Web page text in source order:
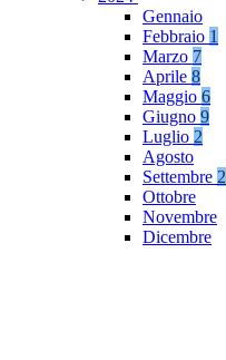
Gennaio
Febbraio 1
Marzo 7
Aprile 8
Maggio 6
Giugno 9
Luglio 2
Agosto
Settembre 2
Ottobre
Novembre
Dicembre